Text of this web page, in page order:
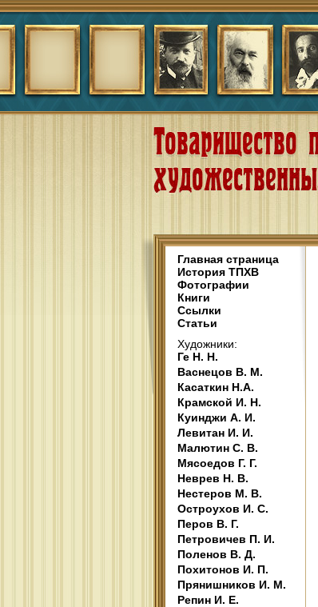
Главная страница
История ТПХВ
Фотографии
Книги
Ссылки
Статьи
Художники:
Ге Н. Н.
Васнецов В. М.
Касаткин Н.А.
Крамской И. Н.
Куинджи А. И.
Левитан И. И.
Малютин С. В.
Мясоедов Г. Г.
Неврев Н. В.
Нестеров М. В.
Остроухов И. С.
Перов В. Г.
Петровичев П. И.
Поленов В. Д.
Похитонов И. П.
Прянишников И. М.
Репин И. Е.